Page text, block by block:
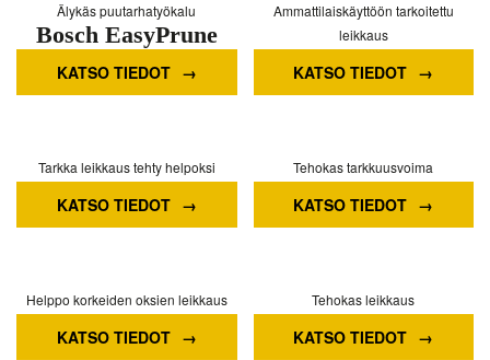
Älykäs puutarhatyökalu
Bosch EasyPrune
CORDLESS
GARDEN SHEARS
KATSO TIEDOT
Ammattilaiskäyttöön tarkoitettu
leikkaus
FELCO 13 Classic
Secateurs
KATSO TIEDOT
Tarkka leikkaus tehty helpoksi
Gardena EasyCut
680 A -oksasakset
KATSO TIEDOT
Tehokas tarkkuusvoima
Gardena EnergyCut
750 B -oksasakset
KATSO TIEDOT
Helppo korkeiden oksien leikkaus
Gardena 14776-55
sähköinen oksasaha
KATSO TIEDOT
Tehokas leikkaus
Gardena EnergyCut
750 A -oksasakset
KATSO TIEDOT